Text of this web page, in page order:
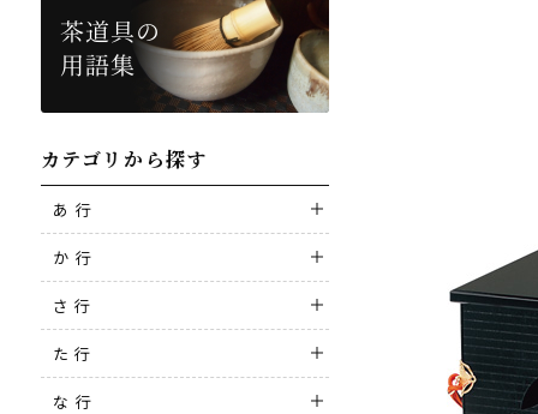
カテゴリから探す
あ 行
か 行
さ 行
た 行
な 行